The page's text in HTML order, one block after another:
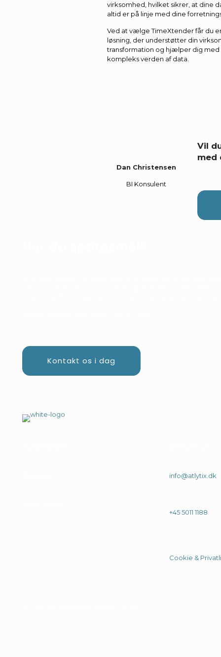
virksomhed, hvilket sikrer, at dine
altid er på linje med dine
Ved at vælge TimeXtender får du
løsning, der understøtter din
transformation og hjælper dig med
kompleks verden af data.
Dan Christensen
BI Konsulent
Vil
med
Kontakt os i dag
info@atlytix.dk
+45 5011 1188
Cookie &